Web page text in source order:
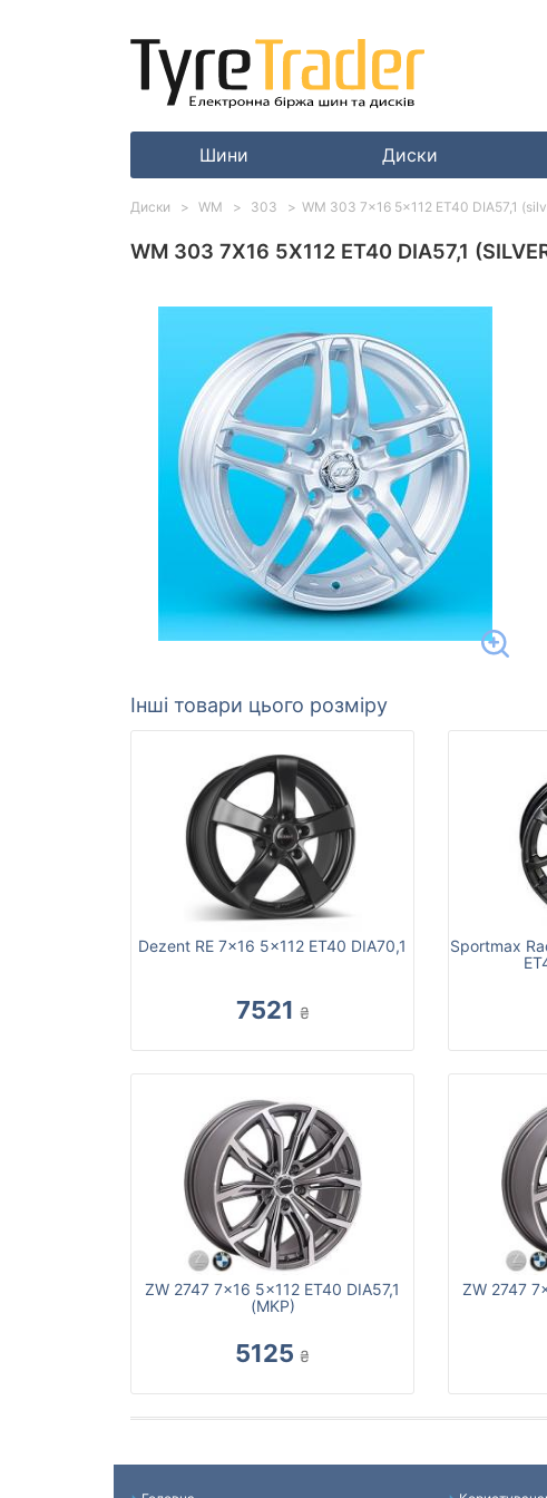
Шини Диски
WM 303 7X16 5X112 ET40 DIA57,1
Інші товари цього розміру
Dezent RE 7x16 5x112 ET40 DIA70,1
7521 ₴
Sportmax
ZW 2747 7x16 5x112 ET40 DIA57,1
(MKP)
5125 ₴
ZW 2747
Диски WM 303 WM 303 7x16 5x112 ET40 DIA57,1